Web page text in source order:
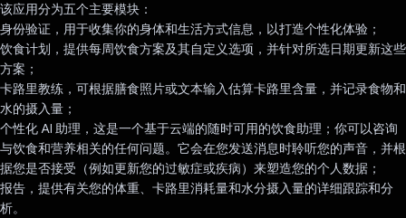
该应用分为五个主要模块：
身份验证，用于收集你的身体和生活方式信息，以打造个性化体验；
饮食计划，提供每周饮食方案及其自定义选项，并针对所选日期更新这些
方案；
卡路里教练，可根据膳食照片或文本输入估算卡路里含量，并记录食物和
水的摄入量；
个性化 AI 助理，这是一个基于云端的随时可用的饮食助理；你可以咨询
与饮食和营养相关的任何问题。它会在您发送消息时聆听您的声音，并根
据您是否接受（例如更新您的过敏症或疾病）来塑造您的个人数据；
报告，提供有关您的体重、卡路里消耗量和水分摄入量的详细跟踪和分
析。